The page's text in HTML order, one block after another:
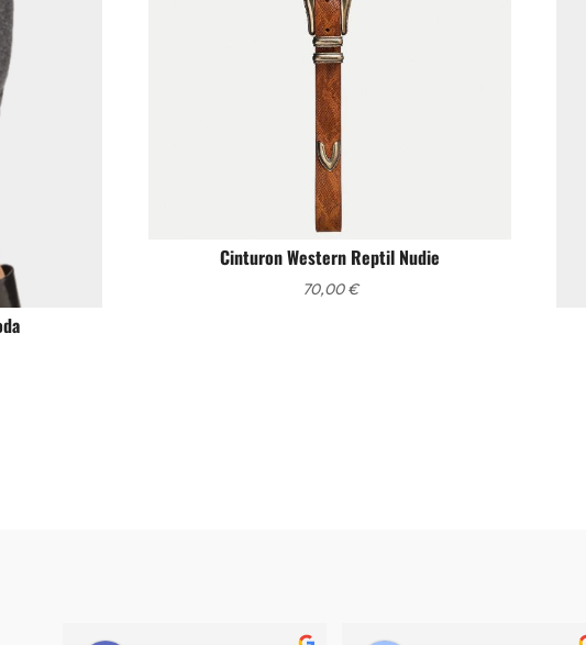
Cinturon Western Reptil Nudie
70,00€